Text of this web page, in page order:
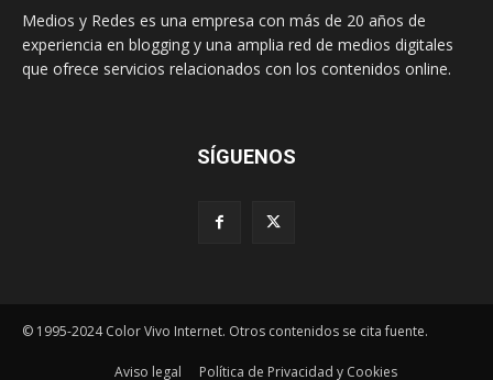
Medios y Redes es una empresa con más de 20 años de
experiencia en blogging y una amplia red de medios digitales
que ofrece servicios relacionados con los contenidos online.
SÍGUENOS
© 1995-2024 Color Vivo Internet. Otros contenidos se cita fuente.
Aviso legal Política de Privacidad y Cookies